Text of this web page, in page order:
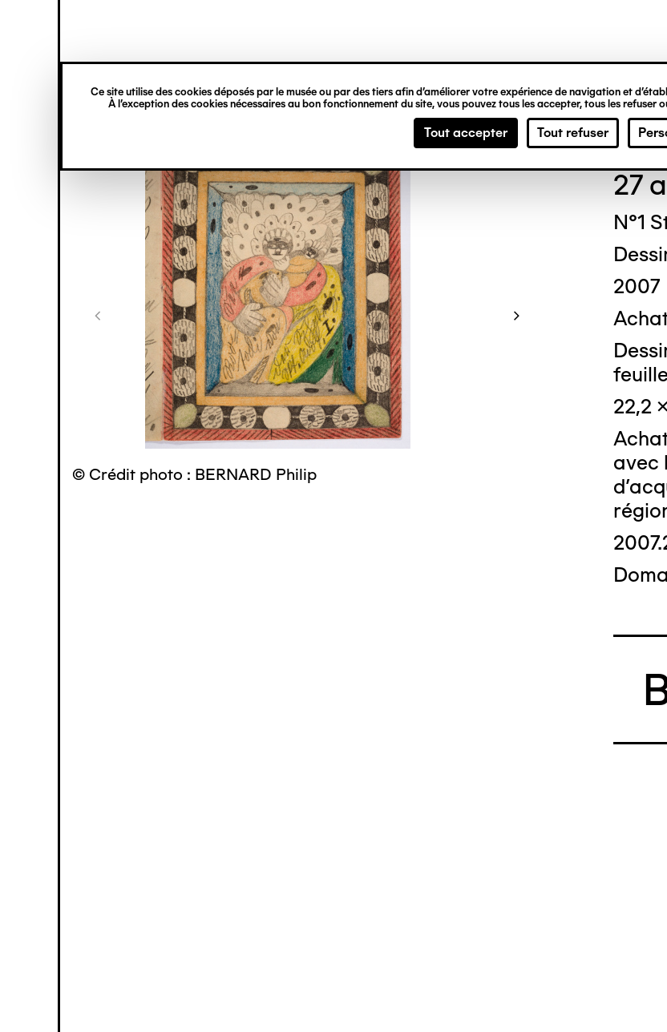
Ce site utilise des cookies déposés par le musée ou par des tiers afin d’améliorer votre expérience de navigation et
À l’exception des cookies nécessaires au bon fonctionnement du site, vous pouvez tous les accepter, tous les refuser
Tout accepter Tout refuser
principal
verticale
© Crédit photo : BERNARD Philip
©
27
N°1
2007
22,2
avec